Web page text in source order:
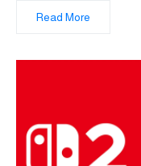
Read More